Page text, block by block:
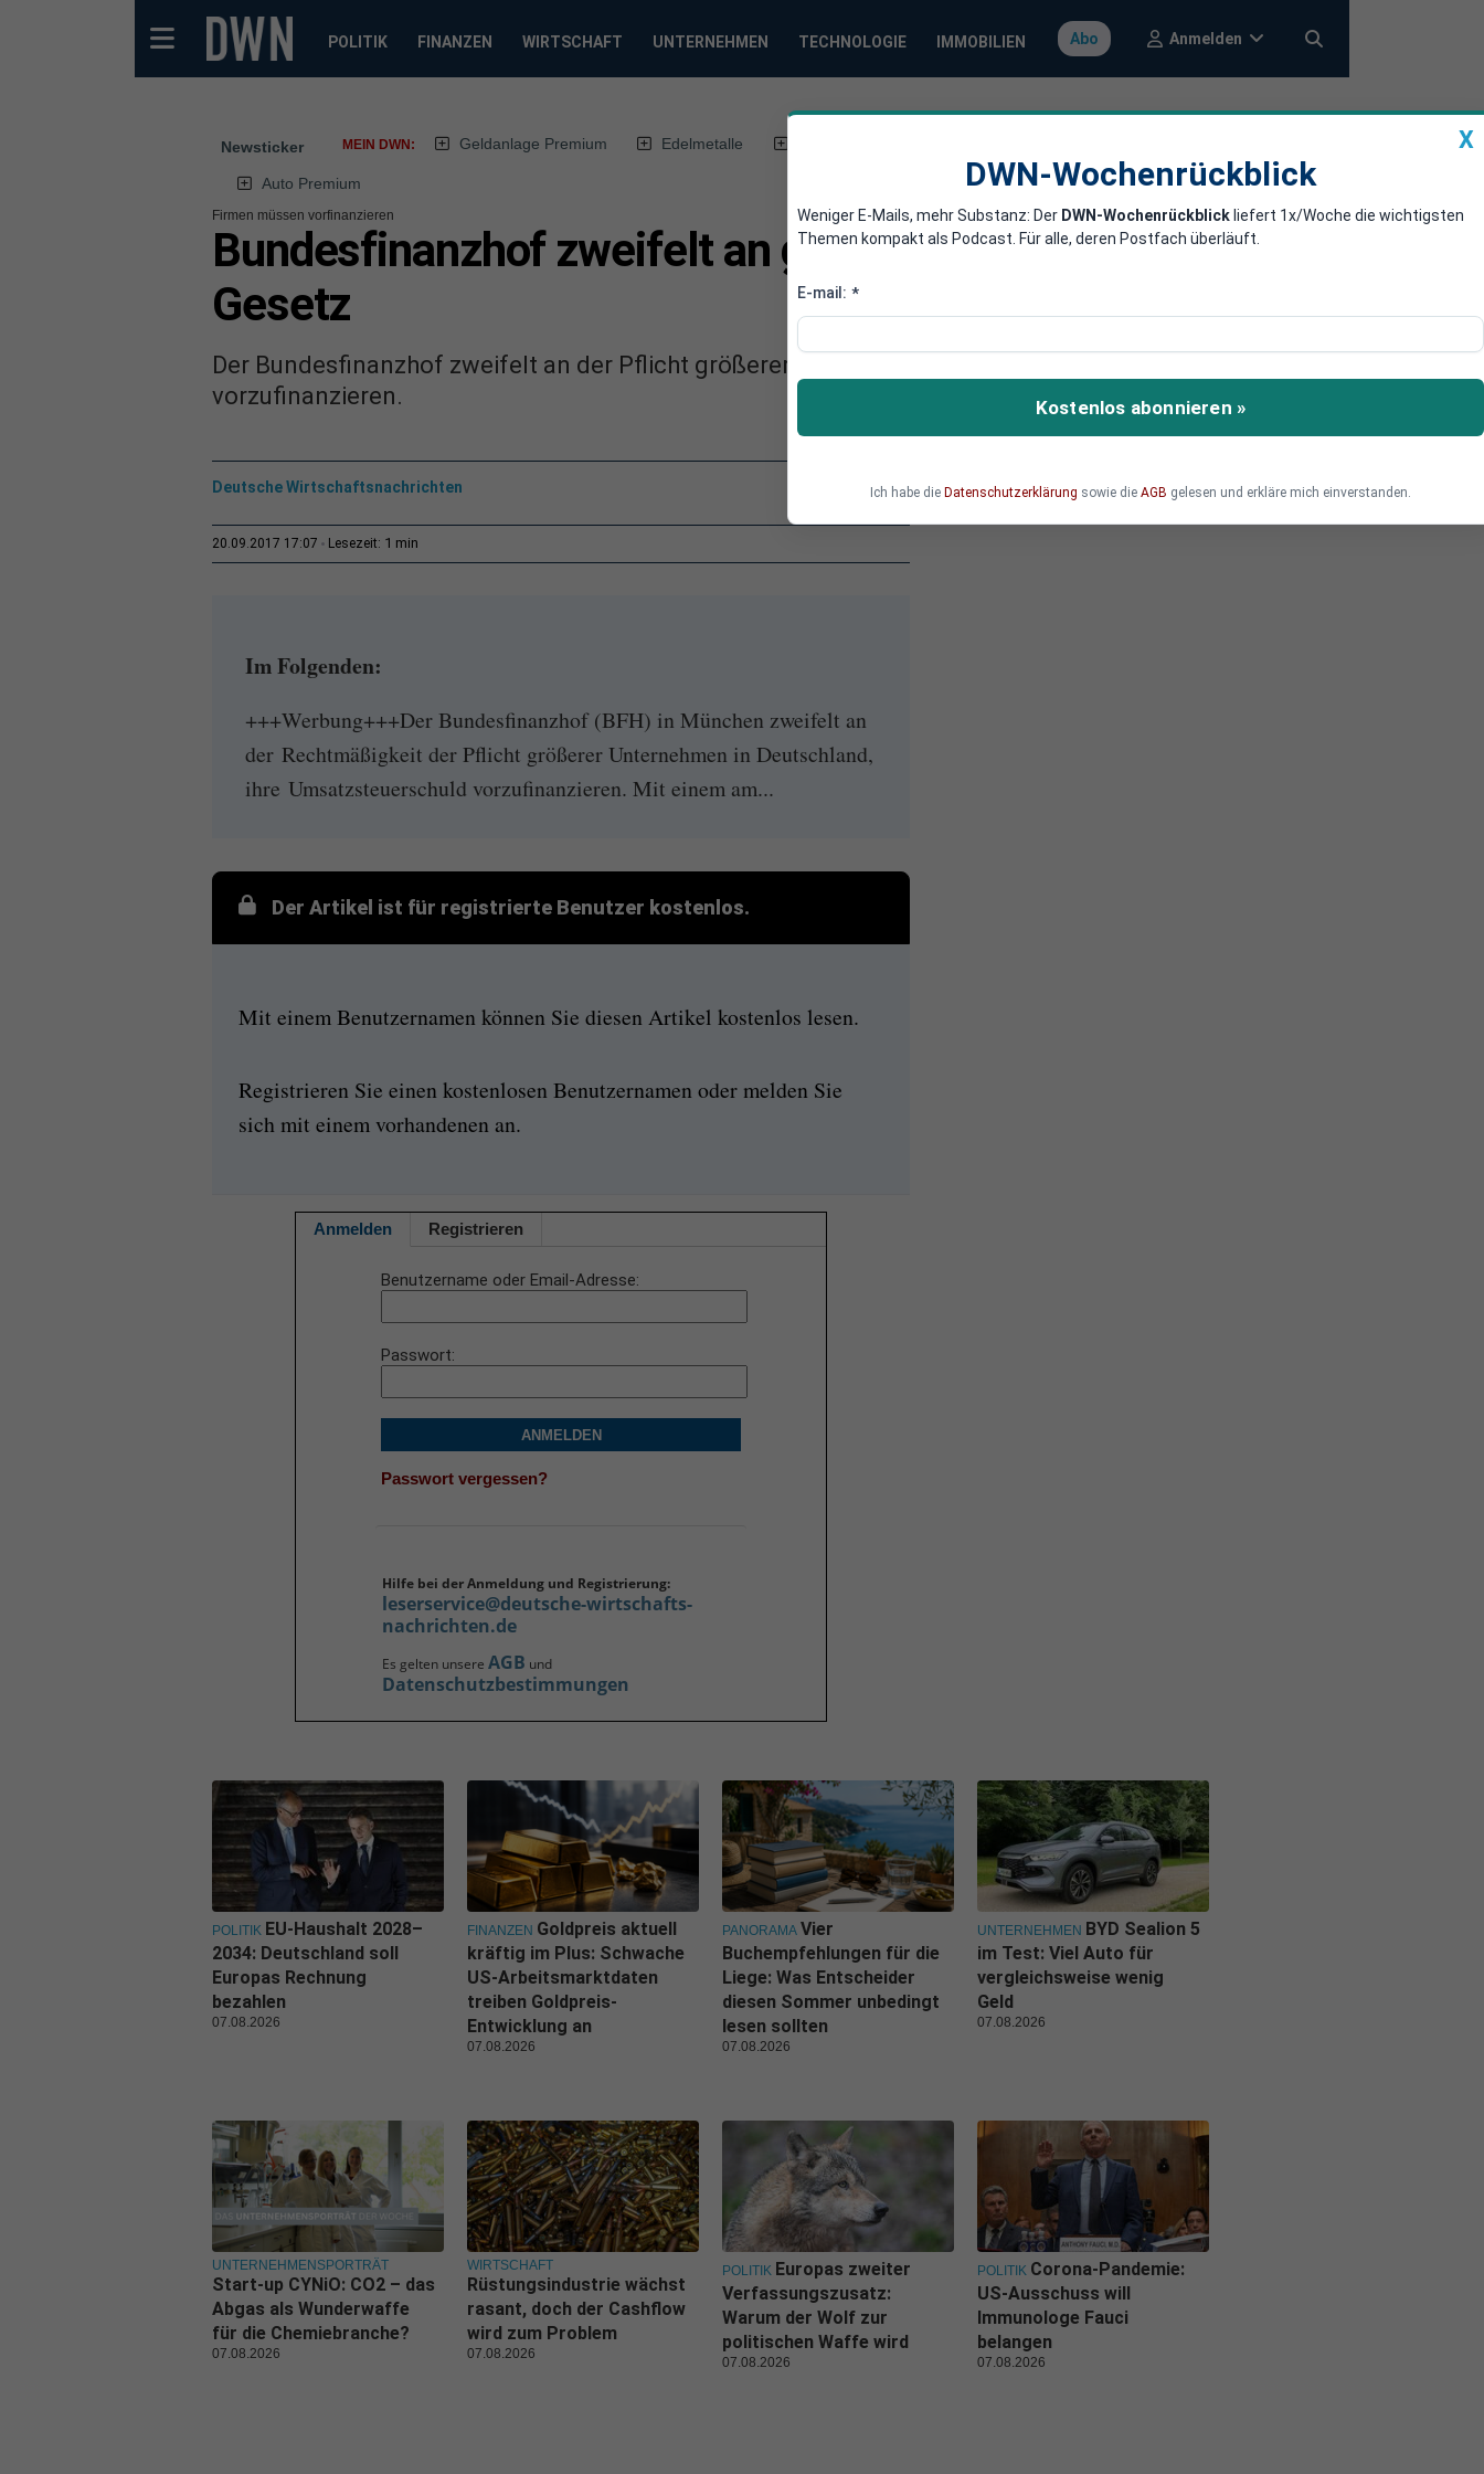
POLITIK FINANZEN WIRTSCHAFT UNTERNEHMEN TECHNOLOGIE IMMOBILIEN Abo Anmelden
Newsticker MEIN DWN: Geldanlage Premium Edelmetalle
Auto Premium
Firmen müssen vorfinanzieren
Bundesfinanzhof zweifelt an gültigem Umsatzsteuer-
Gesetz
Der Bundesfinanzhof zweifelt an der Pflicht größerer Unternehmen, die Umsatzsteuer
vorzufinanzieren.
Deutsche Wirtschaftsnachrichten
20.09.2017 17:07 Lesezeit: 1 min
Im Folgenden:
+++Werbung+++Der Bundesfinanzhof (BFH) in München zweifelt an
der Rechtmäßigkeit der Pflicht größerer Unternehmen in Deutschland,
ihre Umsatzsteuerschuld vorzufinanzieren. Mit einem am...
Der Artikel ist für registrierte Benutzer kostenlos.
Mit einem Benutzernamen können Sie diesen Artikel kostenlos lesen.
Registrieren Sie einen kostenlosen Benutzernamen oder melden Sie
sich mit einem vorhandenen an.
Anmelden Registrieren
Benutzername oder Email-Adresse
Passwort
ANMELDEN
Passwort vergessen?
Hilfe bei der Anmeldung und Registrierung:
leserservice@deutsche-wirtschafts-
nachrichten.de
Es gelten unsere AGB und
Datenschutzbestimmungen
X
DWN-Wochenrückblick
Weniger E-Mails, mehr Substanz: Der DWN-Wochenrückblick liefert 1x/Woche die wichtigsten
Themen kompakt als Podcast. Für alle, deren Postfach überläuft.
E-mail: *
Kostenlos abonnieren »
Ich habe die Datenschutzerklärung sowie die AGB gelesen und erkläre mich einverstanden.
POLITIK EU-Haushalt 2028–
2034: Deutschland soll
Europas Rechnung
bezahlen
07.08.2026
FINANZEN Goldpreis aktuell
kräftig im Plus: Schwache
US-Arbeitsmarktdaten
treiben Goldpreis-
Entwicklung an
07.08.2026
PANORAMA Vier
Buchempfehlungen für die
Liege: Was Entscheider
diesen Sommer unbedingt
lesen sollten
07.08.2026
UNTERNEHMEN BYD Sealion 5
im Test: Viel Auto für
vergleichsweise wenig
Geld
07.08.2026
UNTERNEHMENSPORTRÄT
Start-up CYNiO: CO2 – das
Abgas als Wunderwaffe
für die Chemiebranche?
07.08.2026
WIRTSCHAFT
Rüstungsindustrie wächst
rasant, doch der Cashflow
wird zum Problem
07.08.2026
POLITIK Europas zweiter
Verfassungszusatz:
Warum der Wolf zur
politischen Waffe wird
07.08.2026
POLITIK Corona-Pandemie:
US-Ausschuss will
Immunologe Fauci
belangen
07.08.2026